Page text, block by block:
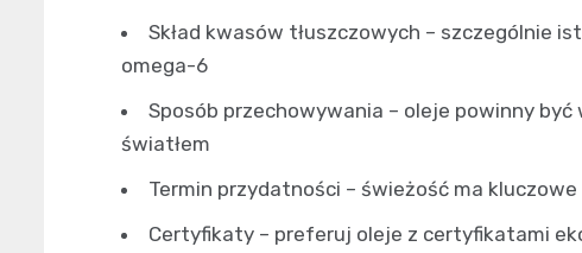
Skład kwasów tłuszczowych – szczególnie
omega-6
Sposób przechowywania – oleje powinny
światłem
Termin przydatności – świeżość ma
Certyfikaty – preferuj oleje z certyfikatami